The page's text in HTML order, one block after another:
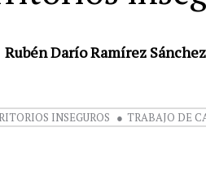
Rubén Darío Ramírez Sánchez
INSEGUROS TRABAJO DE